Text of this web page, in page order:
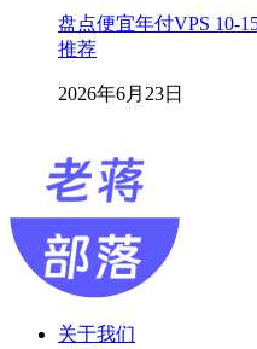
盘点便宜年付VPS 10-
推荐
2026年6月23日
关于我们